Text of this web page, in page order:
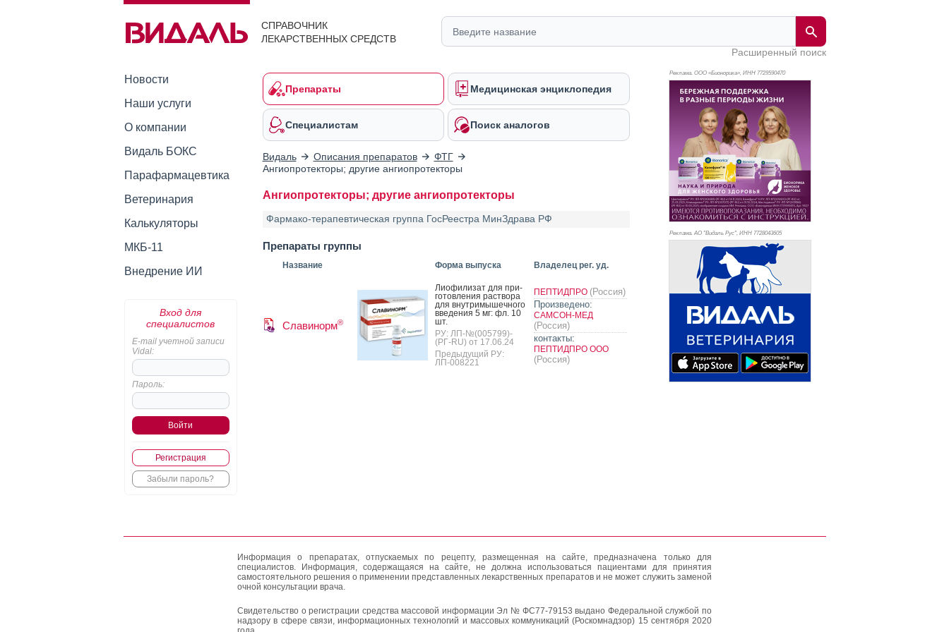
СПРАВОЧНИК
ЛЕКАРСТВЕННЫХ СРЕДСТВ
Расширенный поиск
Новости
Наши услуги
О компании
Видаль БОКС
Парафармацевтика
Ветеринария
Калькуляторы
МКБ-11
Внедрение ИИ
Вход для
специалистов
E-mail учетной записи
Vidal:
Пароль:
Регистрация
Забыли пароль?
Препараты Медицинская энциклопедия
Специалистам Поиск аналогов
Видаль Описания препаратов
ФТГ
Ангиопротекторы; другие ангиопротекторы
Ангиопротекторы; другие ангиопротекторы
Фармако-терапевтическая группа ГосРеестра МинЗдрава РФ
Препараты группы
Название Форма выпуска Владелец рег. уд.
Славинорм®
Ли­офи­лизат для при­
готов­ле­ния рас­тво­ра
для внут­ри­мышеч­но­го
вве­дения 5 мг: фл. 10
шт.
РУ: ЛП-№(005799)-
(РГ-RU) от 17.06.24
Предыдущий РУ:
ЛП-008221
ПЕПТИДПРО (Россия)
Произведено:
САМСОН-МЕД
(Россия)
контакты:
ПЕПТИДПРО ООО
(Россия)
Реклама. ООО «Бионорика», ИНН 7729590470
Реклама. АО "Видаль Рус", ИНН 7728043605
Информация о препаратах, отпускаемых по рецепту, размещенная на сайте, предназначена только для
специалистов. Информация, содержащаяся на сайте, не должна использоваться пациентами для принятия
самостоятельного решения о применении представленных лекарственных препаратов и не может служить заменой
очной консультации врача.
Свидетельство о регистрации средства массовой информации Эл № ФС77-79153 выдано Федеральной службой по
надзору в сфере связи, информационных технологий и массовых коммуникаций (Роскомнадзор) 15 сентября 2020